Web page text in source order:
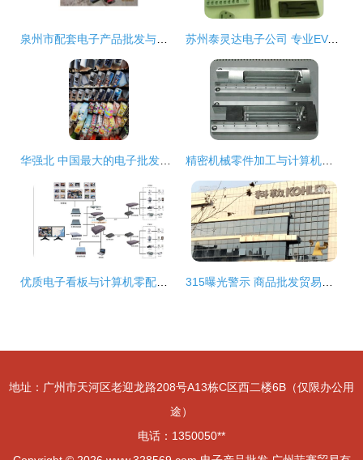
苏州泰灵达电子公司 专业EVA塑料制品批发服务
地址：广州市天河区老迎龙路208号A13栋C区西二楼6B（仅限办公用
途）
电话：1350050**